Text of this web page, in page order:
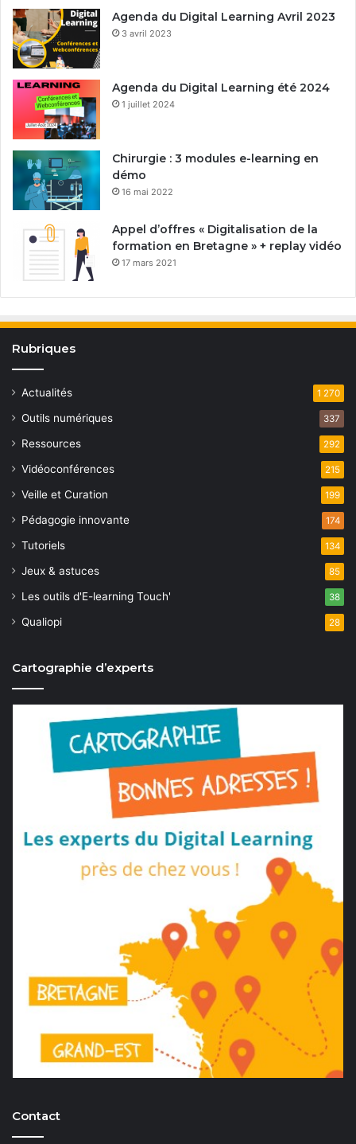
Agenda du Digital Learning Avril 2023
3 avril 2023
Agenda du Digital Learning été 2024
1 juillet 2024
Chirurgie : 3 modules e-learning en
démo
16 mai 2022
Appel d’offres « Digitalisation de la
formation en Bretagne » + replay vidéo
17 mars 2021
Rubriques
Actualités 1 270
Outils numériques 337
Ressources 292
Vidéoconférences 215
Veille et Curation 199
Pédagogie innovante 174
Tutoriels 134
Jeux & astuces 85
Les outils d'E-learning Touch' 38
Qualiopi 28
Cartographie d’experts
Contact